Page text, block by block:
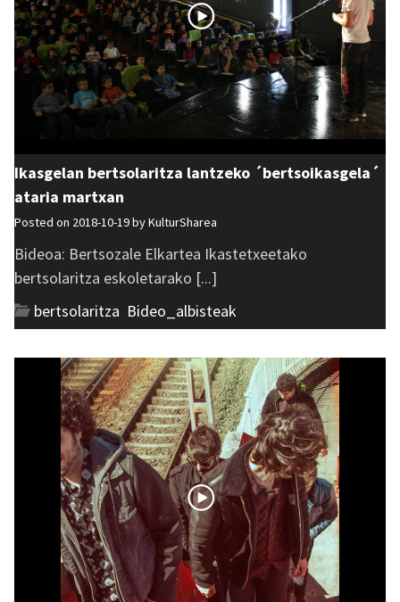
Ikasgelan bertsolaritza lantzeko ´bertsoikasgela´
ataria martxan
Posted on 2018-10-19 byKulturSharea
Bideoa: Bertsozale Elkartea Ikastetxeetako
bertsolaritza eskoletarako [...]
bertsolaritza Bideo_albisteak